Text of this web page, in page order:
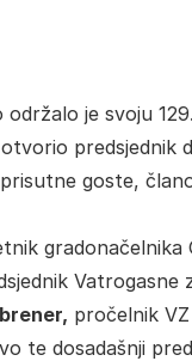
je svoju
predsjednik
goste,
Vatrogasne
pročelnik
te dosadašnji